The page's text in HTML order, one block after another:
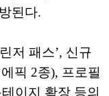
된다.
저 패스’, 신규
픽 2종), 프로필
이지 확장 등의